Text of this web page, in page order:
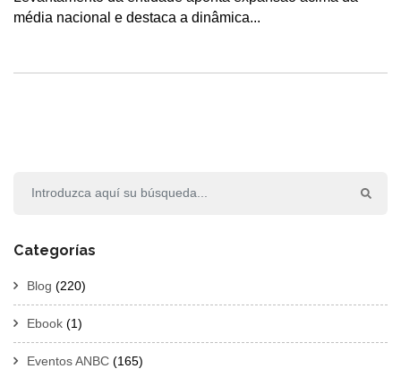
média nacional e destaca a dinâmica...
Categorías
Blog (220)
Ebook (1)
Eventos ANBC (165)